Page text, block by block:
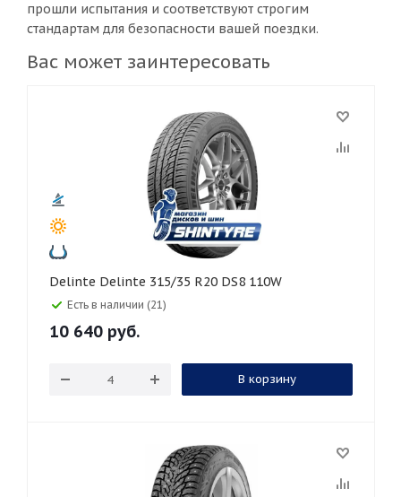
прошли испытания и соответствуют строгим
стандартам для безопасности вашей поездки.
Вас может заинтересовать
Delinte Delinte 315/35 R20 DS8 110W
Есть в наличии (21)
10 640 руб.
В корзину